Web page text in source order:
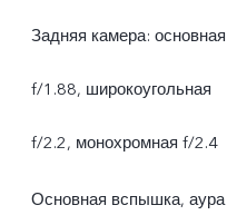
камеры и зависит от
фактического
использования.
Задняя камера: основная
f/1.88, широкоугольная
f/2.2, монохромная f/2.4
Основная вспышка, аура